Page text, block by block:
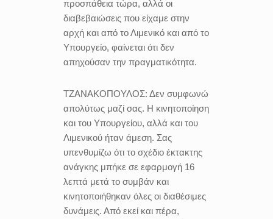
προσπάθεια τώρα, αλλά οι
διαβεβαιώσεις που είχαμε στην
αρχή και από το Λιμενικό και από το
Υπουργείο, φαίνεται ότι δεν
απηχούσαν την πραγματικότητα.
ΤΖΑΝΑΚΟΠΟΥΛΟΣ: Δεν συμφωνώ
απολύτως μαζί σας. Η κινητοποίηση
και του Υπουργείου, αλλά και του
Λιμενικού ήταν άμεση. Σας
υπενθυμίζω ότι το σχέδιο έκτακτης
ανάγκης μπήκε σε εφαρμογή 16
λεπτά μετά το συμβάν και
κινητοποιήθηκαν όλες οι διαθέσιμες
δυνάμεις. Από εκεί και πέρα,